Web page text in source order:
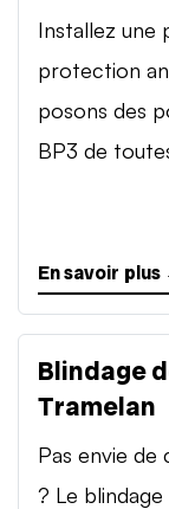
Installez une
protection
posons des
BP3 de
En savoir plus
Blindage
Tramelan
Pas envie
? Le